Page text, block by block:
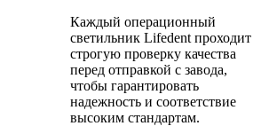
Каждый операционный
светильник Lifedent проходит
строгую проверку качества
перед отправкой с завода,
чтобы гарантировать
надежность и соответствие
высоким стандартам.